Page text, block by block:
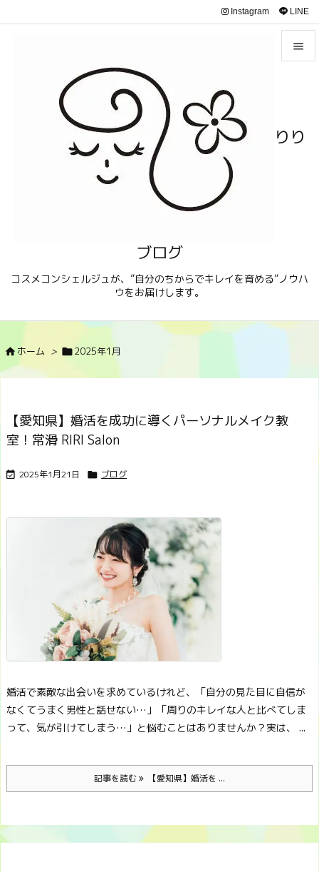
りり
ブログ
コスメコンシェルジュが、”自分のちからでキレイを育める”ノウハ
ウをお届けします。

サイド
Instagram LINE
ホーム > 2025年1月
【愛知県】婚活を成功に導くパーソナルメイク教
室！常滑 RIRI Salon
 2025年1月21日  ブログ
婚活で素敵な出会いを求めているけれど、
「自分の見た目に自信が
なくてうまく男性と話せない…」
「周りのキレイな人と比べてしま
って、気が引けてしまう…」 と悩むことはありませんか？実は、 ...
記事を読む 【愛知県】婚活を ...